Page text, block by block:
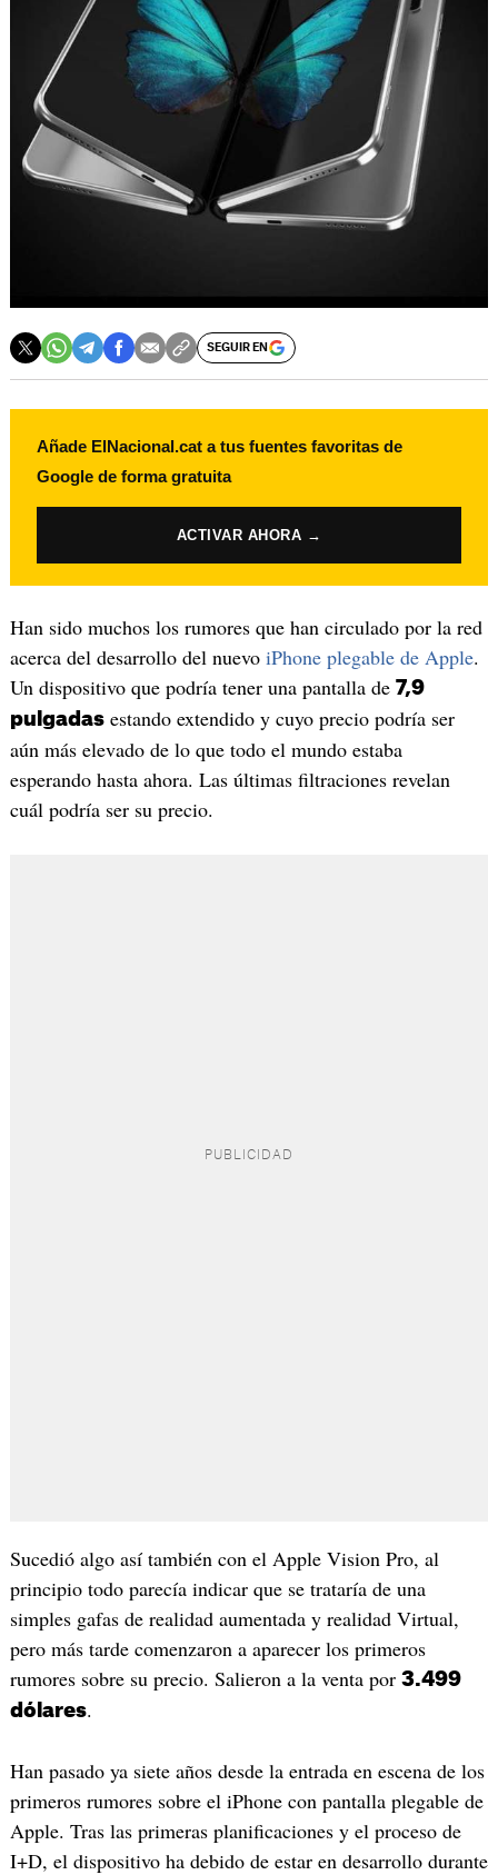
SEGUIR EN
Añade ElNacional.cat a tus fuentes favoritas de
Google de forma gratuita
ACTIVAR AHORA →
Han sido muchos los rumores que han circulado por la red
acerca del desarrollo del nuevo iPhone plegable de Apple.
Un dispositivo que podría tener una pantalla de 7,9
pulgadasestando extendido y cuyo precio podría ser
aún más elevado de lo que todo el mundo estaba
esperando hasta ahora. Las últimas filtraciones revelan
cuál podría ser su precio.
Sucedió algo así también con el Apple Vision Pro, al
principio todo parecía indicar que se trataría de una
simples gafas de realidad aumentada y realidad Virtual,
pero más tarde comenzaron a aparecer los primeros
rumores sobre su precio. Salieron a la venta por 3.499
dólares.
Han pasado ya siete años desde la entrada en escena de los
primeros rumores sobre el iPhone con pantalla plegable de
Apple. Tras las primeras planificaciones y el proceso de
I+D, el dispositivo ha debido de estar en desarrollo durante